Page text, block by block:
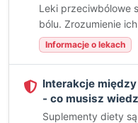
Leki przeciwbólowe
bólu. Zrozumienie
Informacje o lekach
Interakcje
- co musisz
Suplementy diety